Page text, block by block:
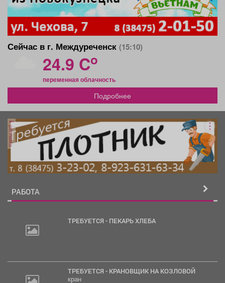
Сейчас в г. Междуреченск (15:10)
24.9 Co
переменная облачность
Подробнее
реклама
РАБОТА
ТРЕБУЕТСЯ - ПЕКАРЬ ХЛЕБА
ТРЕБУЕТСЯ - КРАНОВЩИК НА КОЗЛОВОЙ
кран